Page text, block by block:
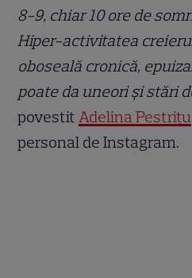
8-9, chiar 10 ore de
Hiper-activitatea
oboseală cronică,
poate da uneori şi stări
povestitAdelina Pestrițu
personal de Instagram.